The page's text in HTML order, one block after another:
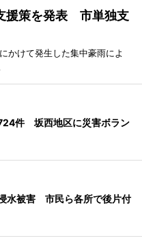
援策を発表 市単独支
かけて発生した集中豪雨によ
件 坂西地区に災害ボラン
水被害 市民ら各所で後片付